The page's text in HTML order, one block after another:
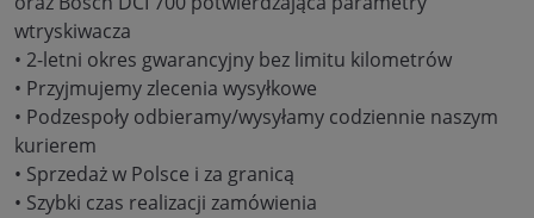
wtryskiwacza
• 2-letni okres gwarancyjny bez limitu kilometrów
• Przyjmujemy zlecenia wysyłkowe
• Podzespoły odbieramy/wysyłamy codziennie naszym
kurierem
• Sprzedaż w Polsce i za granicą
• Szybki czas realizacji zamówienia